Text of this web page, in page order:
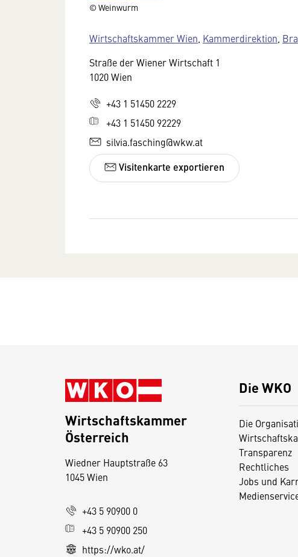
© Weinwurm
Wirtschaftskammer Wien Kammerdirektion
Straße der Wiener Wirtschaft 1
1020 Wien
+43 1 51450 2229
+43 1 51450 92229
silvia.fasching@wkw.at
Visitenkarte exportieren
Die WKO
Die
Transparenz
Rechtliches
Jobs und
Wirtschaftskammer
Österreich
Wiedner Hauptstraße 63
1045 Wien
+43 5 90900 0
+43 5 90900 250
https://wko.at/